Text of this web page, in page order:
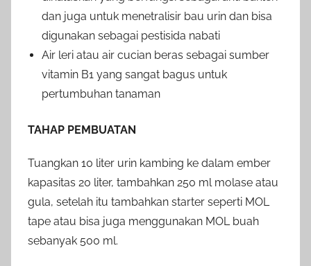
dan juga untuk menetralisir bau urin dan bisa
digunakan sebagai pestisida nabati
Air leri atau air cucian beras sebagai sumber
vitamin B1 yang sangat bagus untuk
pertumbuhan tanaman
TAHAP PEMBUATAN
Tuangkan 10 liter urin kambing ke dalam ember
kapasitas 20 liter, tambahkan 250 ml molase atau
gula, setelah itu tambahkan starter seperti MOL
tape atau bisa juga menggunakan MOL buah
sebanyak 500 ml.